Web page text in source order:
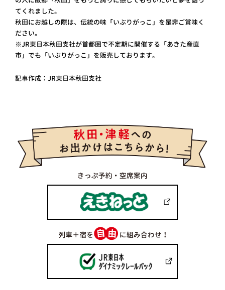
てくれました。
秋田にお越しの際は、伝統の味「いぶりがっこ」を是非ご賞味く
ださい。
※JR東日本秋田支社が首都圏で不定期に開催する「あきた産直
市」でも「いぶりがっこ」を販売しております。
記事作成：JR東日本秋田支社